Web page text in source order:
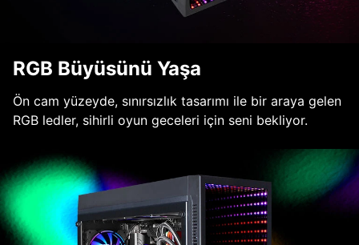
RGB Büyüsünü Yaşa
Ön cam yüzeyde, sınırsızlık tasarımı ile bir araya gelen
RGB ledler, sihirli oyun geceleri için seni bekliyor.